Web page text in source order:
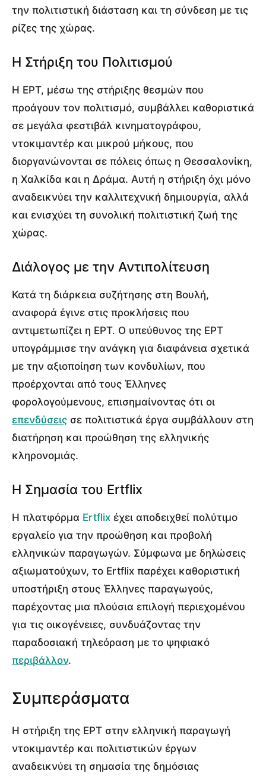
την πολιτιστική διάσταση και τη σύνδεση με τις
ρίζες της χώρας.
Η Στήριξη του Πολιτισμού
Η ΕΡΤ, μέσω της στήριξης θεσμών που
προάγουν τον πολιτισμό, συμβάλλει καθοριστικά
σε μεγάλα φεστιβάλ κινηματογράφου,
ντοκιμαντέρ και μικρού μήκους, που
διοργανώνονται σε πόλεις όπως η Θεσσαλονίκη,
η Χαλκίδα και η Δράμα. Αυτή η στήριξη όχι μόνο
αναδεικνύει την καλλιτεχνική δημιουργία, αλλά
και ενισχύει τη συνολική πολιτιστική ζωή της
χώρας.
Διάλογος με την Αντιπολίτευση
Κατά τη διάρκεια συζήτησης στη Βουλή,
αναφορά έγινε στις προκλήσεις που
αντιμετωπίζει η ΕΡΤ. Ο υπεύθυνος της ΕΡΤ
υπογράμμισε την ανάγκη για διαφάνεια σχετικά
με την αξιοποίηση των κονδυλίων, που
προέρχονται από τους Έλληνες
φορολογούμενους, επισημαίνοντας ότι οι
επενδύσεις σε πολιτιστικά έργα συμβάλλουν στη
διατήρηση και προώθηση της ελληνικής
κληρονομιάς.
Η Σημασία του Ertflix
Η πλατφόρμα Ertflix έχει αποδειχθεί πολύτιμο
εργαλείο για την προώθηση και προβολή
ελληνικών παραγωγών. Σύμφωνα με δηλώσεις
αξιωματούχων, το Ertflix παρέχει καθοριστική
υποστήριξη στους Έλληνες παραγωγούς,
παρέχοντας μια πλούσια επιλογή περιεχομένου
για τις οικογένειες, συνδυάζοντας την
παραδοσιακή τηλεόραση με το ψηφιακό
περιβάλλον.
Συμπεράσματα
Η στήριξη της ΕΡΤ στην ελληνική παραγωγή
ντοκιμαντέρ και πολιτιστικών έργων
αναδεικνύει τη σημασία της δημόσιας